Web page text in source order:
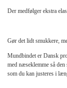
Der medfølger ekstra
Gør det lidt smukkere,
Mundbindet er Dansk
med næseklemme så
som du kan justeres i